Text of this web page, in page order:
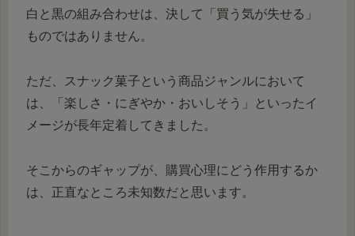
白と黒の組み合わせは、決して「買う気が失せる」
ものではありません。
ただ、スナック菓子という商品ジャンルにおいて
は、「楽しさ・にぎやか・おいしそう」といったイ
メージが長年定着してきました。
そこからのギャップが、購買心理にどう作用するか
は、正直なところ未知数だと思います。